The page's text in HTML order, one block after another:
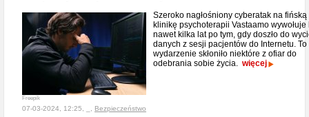
Freepik
Szeroko nagłośniony cyberatak na fińską
klinikę psychoterapii Vastaamo wywołuje
nawet kilka lat po tym, gdy doszło do
danych z sesji pacjentów do Internetu. To
wydarzenie skłoniło niektóre z ofiar do
odebrania sobie życia. więcej
07-03-2024, 12:25, _, Bezpieczeństwo